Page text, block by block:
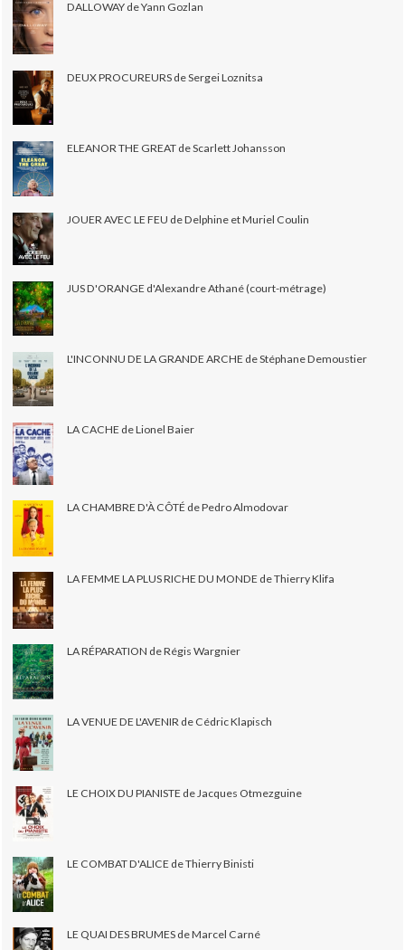
DALLOWAY de Yann Gozlan
DEUX PROCUREURS de Sergei Loznitsa
ELEANOR THE GREAT de Scarlett Johansson
JOUER AVEC LE FEU de Delphine et Muriel Coulin
JUS D'ORANGE d'Alexandre Athané (court-métrage)
L'INCONNU DE LA GRANDE ARCHE de Stéphane Demoustier
LA CACHE de Lionel Baier
LA CHAMBRE D'À CÔTÉ de Pedro Almodovar
LA FEMME LA PLUS RICHE DU MONDE de Thierry Klifa
LA RÉPARATION de Régis Wargnier
LA VENUE DE L'AVENIR de Cédric Klapisch
LE CHOIX DU PIANISTE de Jacques Otmezguine
LE COMBAT D'ALICE de Thierry Binisti
LE QUAI DES BRUMES de Marcel Carné